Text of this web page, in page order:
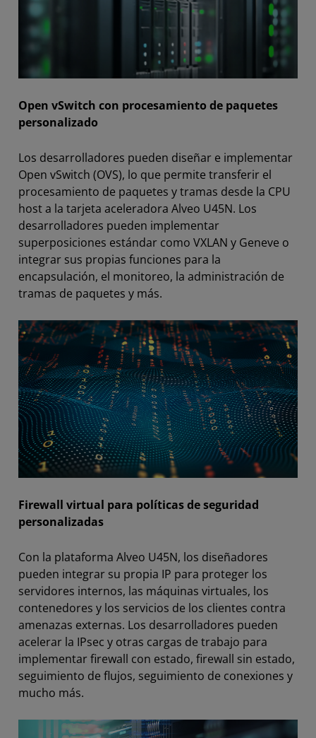
Open vSwitch con procesamiento de paquetes
personalizado
Los desarrolladores pueden diseñar e implementar
Open vSwitch (OVS), lo que permite transferir el
procesamiento de paquetes y tramas desde la CPU
host a la tarjeta aceleradora Alveo U45N. Los
desarrolladores pueden implementar
superposiciones estándar como VXLAN y Geneve o
integrar sus propias funciones para la
encapsulación, el monitoreo, la administración de
tramas de paquetes y más.
Firewall virtual para políticas de seguridad
personalizadas
Con la plataforma Alveo U45N, los diseñadores
pueden integrar su propia IP para proteger los
servidores internos, las máquinas virtuales, los
contenedores y los servicios de los clientes contra
amenazas externas. Los desarrolladores pueden
acelerar la IPsec y otras cargas de trabajo para
implementar firewall con estado, firewall sin estado,
seguimiento de flujos, seguimiento de conexiones y
mucho más.